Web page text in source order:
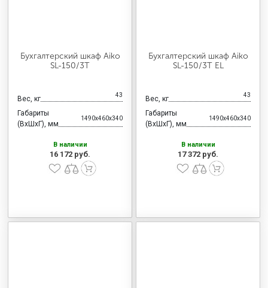
Бухгалтерский шкаф Aiko
SL-150/3Т
Вес, кг 43
Габариты
(ВхШхГ), мм
1490x460x340
В наличии
16 172 руб.
Бухгалтерский шкаф Aiko
SL-150/3Т EL
Вес, кг 43
Габариты
(ВхШхГ), мм
1490x460x340
В наличии
17 372 руб.